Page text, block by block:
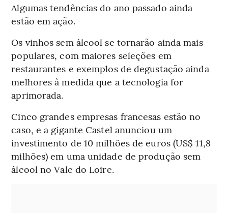
Algumas tendências do ano passado ainda
estão em ação.
Os vinhos sem álcool se tornarão ainda mais
populares, com maiores seleções em
restaurantes e exemplos de degustação ainda
melhores à medida que a tecnologia for
aprimorada.
Cinco grandes empresas francesas estão no
caso, e a gigante Castel anunciou um
investimento de 10 milhões de euros (US$ 11,8
milhões) em uma unidade de produção sem
álcool no Vale do Loire.